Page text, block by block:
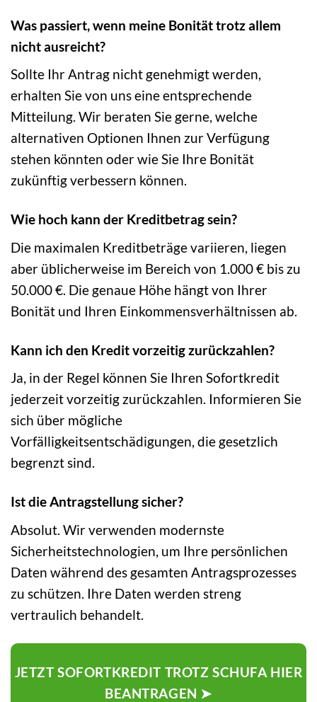
Was passiert, wenn meine Bonität trotz allem
nicht ausreicht?
Sollte Ihr Antrag nicht genehmigt werden,
erhalten Sie von uns eine entsprechende
Mitteilung. Wir beraten Sie gerne, welche
alternativen Optionen Ihnen zur Verfügung
stehen könnten oder wie Sie Ihre Bonität
zukünftig verbessern können.
Wie hoch kann der Kreditbetrag sein?
Die maximalen Kreditbeträge variieren, liegen
aber üblicherweise im Bereich von 1.000 € bis zu
50.000 €. Die genaue Höhe hängt von Ihrer
Bonität und Ihren Einkommensverhältnissen ab.
Kann ich den Kredit vorzeitig zurückzahlen?
Ja, in der Regel können Sie Ihren Sofortkredit
jederzeit vorzeitig zurückzahlen. Informieren Sie
sich über mögliche
Vorfälligkeitsentschädigungen, die gesetzlich
begrenzt sind.
Ist die Antragstellung sicher?
Absolut. Wir verwenden modernste
Sicherheitstechnologien, um Ihre persönlichen
Daten während des gesamten Antragsprozesses
zu schützen. Ihre Daten werden streng
vertraulich behandelt.
JETZT SOFORTKREDIT TROTZ SCHUFA HIER
BEANTRAGEN ➤